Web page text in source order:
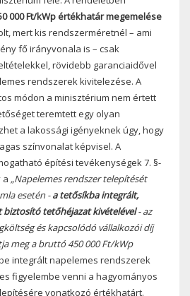
000 Ft/kWp értékhatár megemelése
mert kis rendszerméretnél – ami
fő irányvonala is – csak
rövidebb garanciaidővel
rendszerek kivitelezése. A
módon a minisztérium nem értett
teremtett egy olyan
a lakossági igényeknek úgy, hogy
színvonalat képvisel. A
építési tevékenységek 7. §-
a „Napelemes rendszer telepítését
esetén -a tetősíkba integrált,
biztosító tetőhéjazat kivételével- az
és kapcsolódó vállalkozói díj
meg a bruttó 450 000 Ft/kWp
integrált napelemes rendszerek
figyelembe venni a hagyományos
vonatkozó értékhatárt.